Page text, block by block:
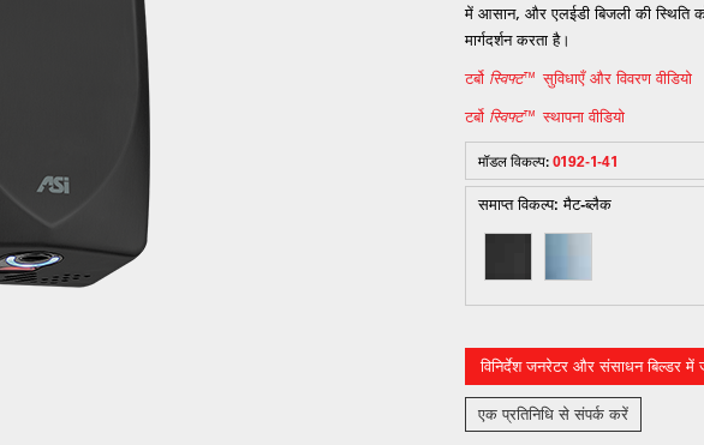
में आसान, और एलईडी बिजली की स्थिति
मार्गदर्शन करता है।
टर्बो स्विफ्ट™ सुविधाएँ और विवरण वीडियो
टर्बो स्विफ्ट™ स्थापना वीडियो
मॉडल विकल्प:0192-1-41
समाप्त विकल्प:मैट-ब्लैक
विनिर्देश जनरेटर और संसाधन बिल्डर में
एक प्रतिनिधि से संपर्क करें